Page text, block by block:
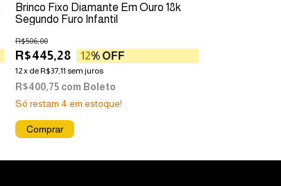
Brinco Fixo Diamante Em Ouro 18k
Segundo Furo Infantil
R$445,28
R$506,00
12% OFF
12x deR$37,11 sem juros
R$400,75 com Boleto
Só restam 4 em estoque!